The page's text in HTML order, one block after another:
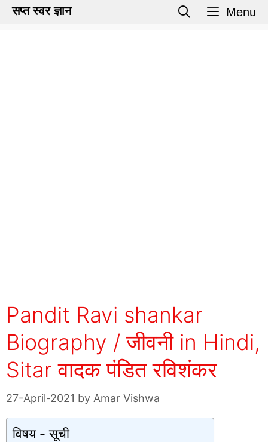
Skipसप्त स्वर ज्ञान Menu
Pandit Ravi shankar
Biography / जीवनी in Hindi,
Sitar वादक पंडित रविशंकर
27-April-2021 by Amar Vishwa
विषय - सूची